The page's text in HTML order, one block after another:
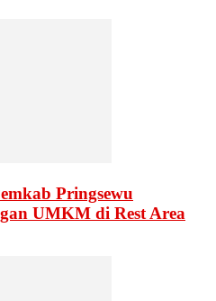
Pringsewu
UMKM di Rest Area